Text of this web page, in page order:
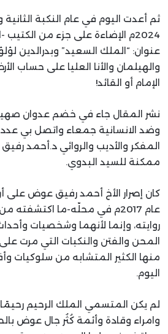
2024م الإضاءة على جزء من
عنوان: “الملك السعيد” وبدرالدين
والهيلمان والأنا العليا على حساب
الإمام أو القائد!
نشر المقال جاء في خضم عدوان
وضد الانسانية جمعاء واتصل بي عدد
المفكر والأديب والروائي د.أحمد
ممكنة للسيد البدوي.
كان إصرار الأخ أحمد رفيق عوض على
عام 2017م في محلّه-ما
روايته، وإنما لأنهما وشخصيات
المحن والفتن والنكبات التي مرت
منها الكثير المتشابه من سلوكيات
اليوم.
لم يكن المتسمي الملك الرحيم
وامراء وقادة وأئمة كُثُر جال عوض